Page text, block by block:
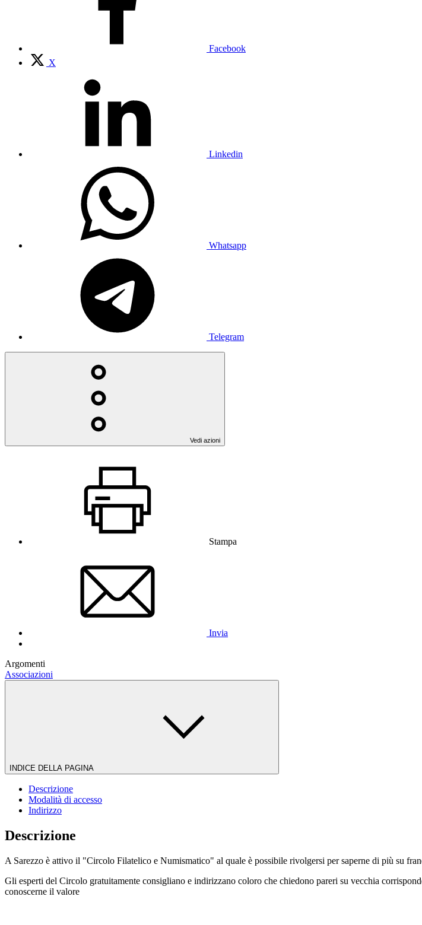
Facebook
X
Linkedin
Whatsapp
Telegram
Vedi azioni
Stampa
Invia
Argomenti
Associazioni
INDICE DELLA PAGINA
Descrizione
Modalità di accesso
Indirizzo
Descrizione
A Sarezzo è attivo il "Circolo Filatelico e Numismatico" al quale è possibile rivolgersi per saperne di più su
Gli esperti del Circolo gratuitamente consigliano e indirizzano coloro che chiedono pareri su vecchia
conoscerne il valore